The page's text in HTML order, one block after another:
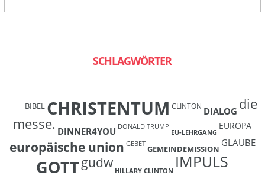
SCHLAGWÖRTER
BIBEL CHRISTENTUM CLINTON DIALOG die
messe. DINNER4YOU DONALD TRUMP
EU-LEHRGANG
EUROPA
europäische union GEBET GEMEINDEMISSION
GLAUBE
GOTTgudw HILLARY CLINTON IMPULS